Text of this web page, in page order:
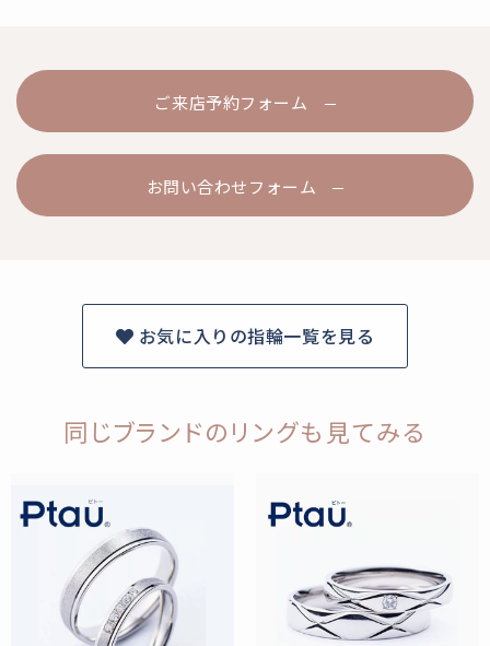
ご来店予約フォーム
お問い合わせフォーム
お気に入りの指輪一覧を見る
同じブランドのリングも見てみる